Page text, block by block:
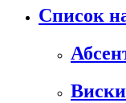
Список
Виски